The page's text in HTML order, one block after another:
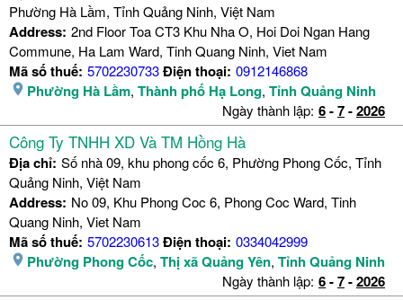
Phường Hà Lầm, Tỉnh Quảng Ninh, Việt Nam
Address: 2nd Floor Toa CT3 Khu Nha O, Hoi Doi Ngan Hang
Commune, Ha Lam Ward, Tinh Quang Ninh, Viet Nam
Mã số thuế: 5702230733Điện thoại: 0912146868
Phường Hà Lầm, Thành phố Hạ Long, Tỉnh Quảng Ninh
Ngày thành lập: 6-7-2026
Công Ty TNHH XD Và TM Hồng Hà
Địa chỉ: Số nhà 09, khu phong cốc 6, Phường Phong Cốc, Tỉnh
Quảng Ninh, Việt Nam
Address: No 09, Khu Phong Coc 6, Phong Coc Ward, Tinh
Quang Ninh, Viet Nam
Mã số thuế: 5702230613Điện thoại: 0334042999
Phường Phong Cốc, Thị xã Quảng Yên, Tỉnh Quảng Ninh
Ngày thành lập: 6-7-2026